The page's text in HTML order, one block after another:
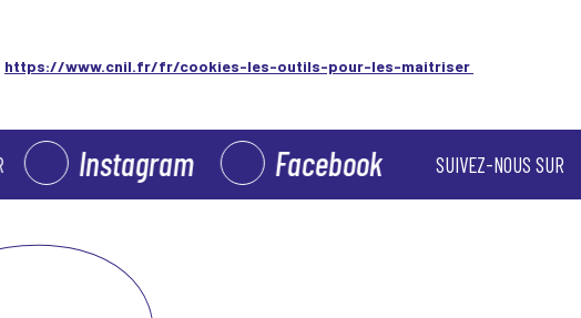
https://www.cnil.fr/fr/cookies-les-outils-pour-les-maitriser
Instagram Facebook SUIVEZ-NOUS SUR